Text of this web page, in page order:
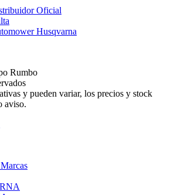
Oficial
Husqvarna
Rumbo
y pueden variar, los precios y stock
aviso.